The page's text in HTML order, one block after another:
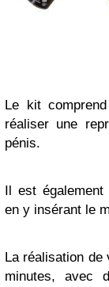
Le kit
réaliser une
pénis.
Il est
en y insérant le
La réalisation de
minutes, avec